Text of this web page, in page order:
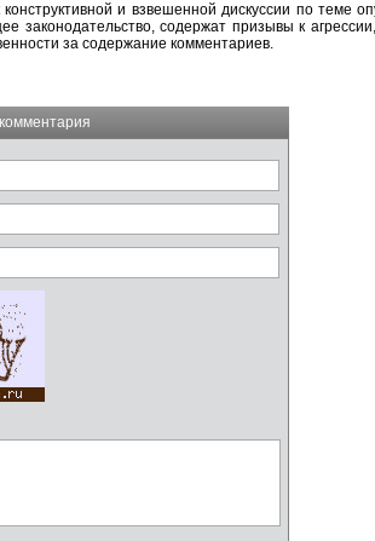
и взвешенной дискуссии по теме
законодательство, содержат призывы к
за содержание комментариев.